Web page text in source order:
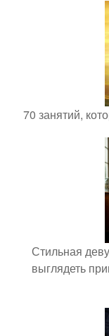
70 занятий,
Стильная
выглядеть